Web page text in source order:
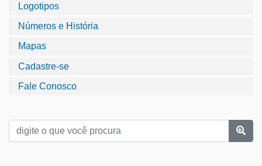
Logotipos
Números e História
Mapas
Cadastre-se
Fale Conosco